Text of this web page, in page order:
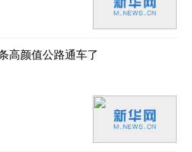
高颜值公路通车了